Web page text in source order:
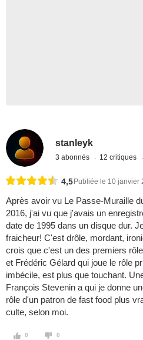
stanleyk
3 abonnés 12 critiques
4,5 Publiée le 10 janvier
Après avoir vu Le Passe-Muraille
2016, j'ai vu que j'avais un
date de 1995 dans un disque dur.
fraicheur! C'est drôle, mordant,
crois que c'est un des premiers
et Frédéric Gélard qui joue le rôle
imbécile, est plus que touchant.
François Stevenin a qui je donne
rôle d'un patron de fast food plus
culte, selon moi.
0 0